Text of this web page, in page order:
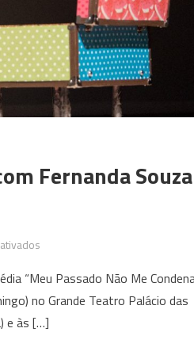
Fernanda Souza
“Meu
Passado
Não
“Meu Passado Não Me
no Grande Teatro Palácio das
e às […]